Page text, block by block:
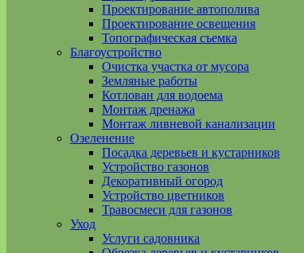
Проектирование автополива
Проектирование освещения
Топографическая съемка
Благоустройство
Очистка участка от мусора
Земляные работы
Котлован для водоема
Монтаж дренажа
Монтаж ливневой канализации
Озеленение
Посадка деревьев и кустарников
Устройство газонов
Декоративный огород
Устройство цветников
Травосмеси для газонов
Уход
Услуги садовника